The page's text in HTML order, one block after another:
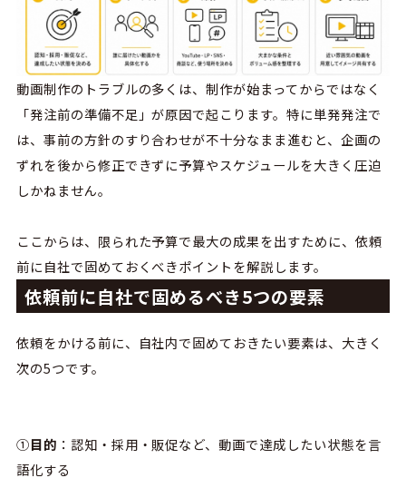
動画制作のトラブルの多くは、制作が始まってからではなく
「発注前の準備不足」が原因で起こります。特に単発発注で
は、事前の方針のすり合わせが不十分なまま進むと、企画の
ずれを後から修正できずに予算やスケジュールを大きく圧迫
しかねません。
ここからは、限られた予算で最大の成果を出すために、依頼
前に自社で固めておくべきポイントを解説します。
依頼前に自社で固めるべき5つの要素
依頼をかける前に、自社内で固めておきたい要素は、大きく
次の5つです。
①目的 ：認知・採用・販促など、動画で達成したい状態を言
語化する